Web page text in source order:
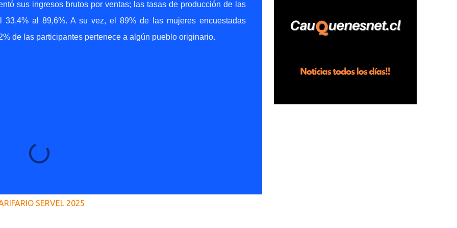
sus ingresos brutos por ventas; l as tasas de producción de las
33,4% al 89,6%. A su vez, el 89% de las mujeres encuestadas
de las participantes pertenece a algún pueblo originario.
SERVEL 2025
en el sector Dollimbuta, comuna de
Pelluhue. Allí, mientras se encontraba junto
plantación de frutillas, habría sostenido una